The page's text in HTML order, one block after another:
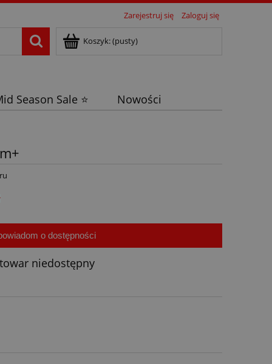
Zarejestruj się Zaloguj się
Koszyk:(pusty)
Season Sale ⭐ Nowości
o dostępności
towar niedostępny